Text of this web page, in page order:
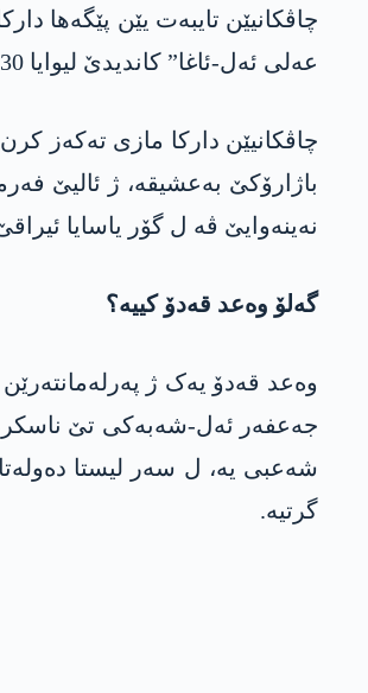
چاڤکانیێن تایبەت یێن پێگەها
عەلی ئەل-ئاغا” کاندیدێ لیوایا 30 یا حەشدا شەعبی ژ ئالیێ ئەنجوومەنا پارێزگەها نەینەوایێ ڤە وەکە برێڤەبەرێ ناحیەیا بەعشیقە وەرە دەستنیشانکرن.
چاڤکانیێن دارکا مازی تەکەز
نەینەوایێ ڤە ل گۆر یاسایا ئیراقێ یا ژمارە 475 بریارا زیندانکرنێ بۆ دەما سالەکێ بۆ هاتبوو دەرکرن، لێ بەلێ
گەلۆ وەعد قەدۆ کییە؟
گرتیە.